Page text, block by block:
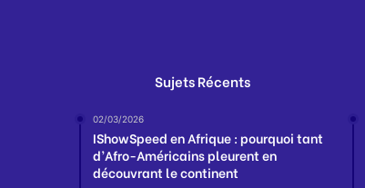
Sujets Récents
02/03/2026
IShowSpeed en Afrique : pourquoi tant
d’Afro-Américains pleurent en
découvrant le continent